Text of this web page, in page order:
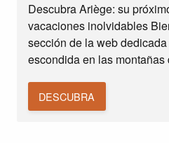
Descubra Ariège: su
vacaciones inolvidables
sección de la web
escondida en las montañas
DESCUBRA